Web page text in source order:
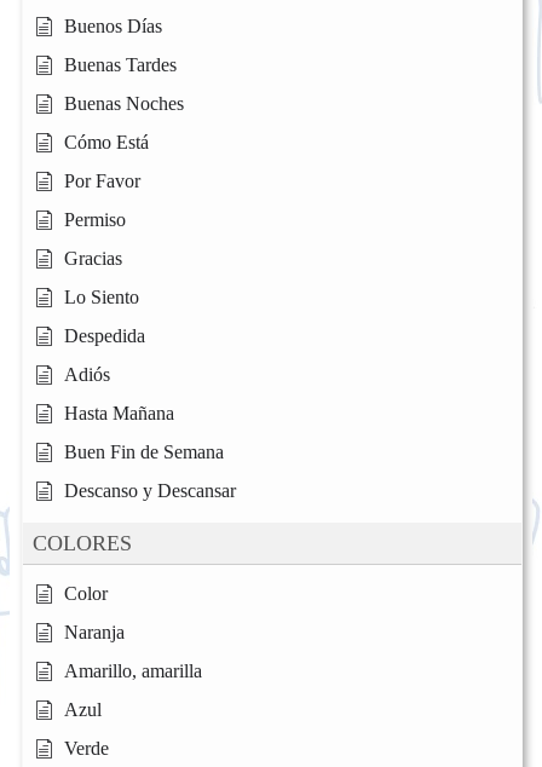
Buenos Días
Buenas Tardes
Buenas Noches
Cómo Está
Por Favor
Permiso
Gracias
Lo Siento
Despedida
Adiós
Hasta Mañana
Buen Fin de Semana
Descanso y Descansar
COLORES
Color
Naranja
Amarillo, amarilla
Azul
Verde